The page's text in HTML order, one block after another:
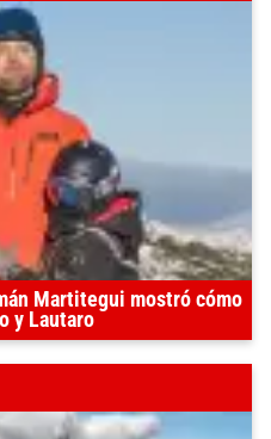
Martitegui mostró cómo
y Lautaro